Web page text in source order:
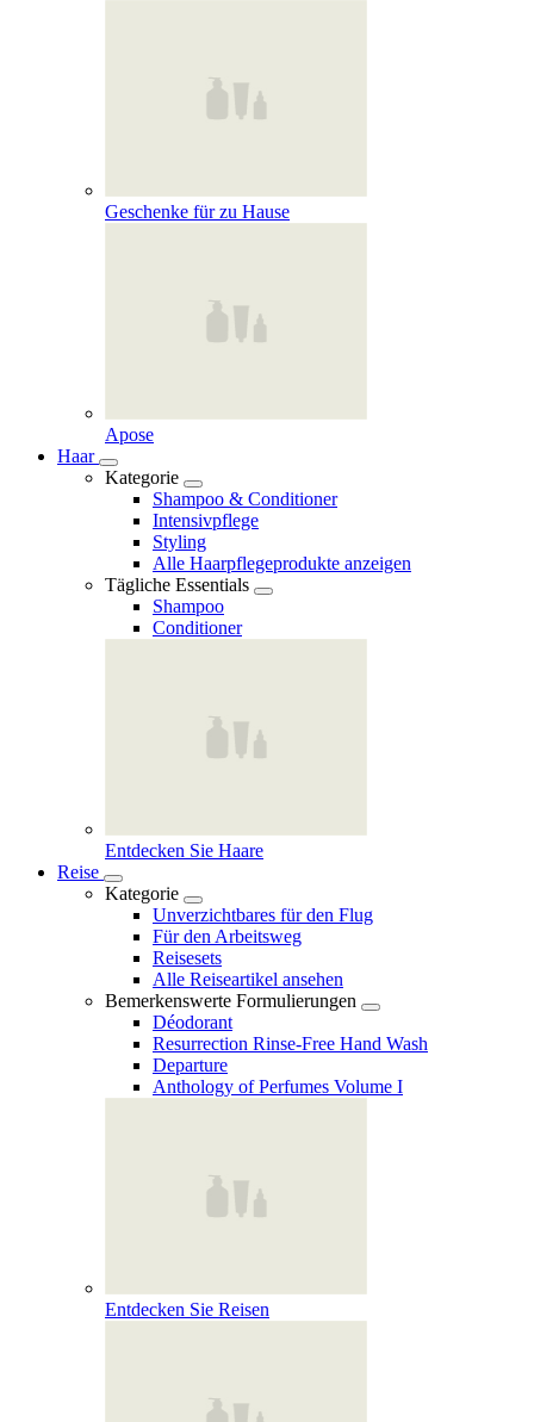
Geschenke für zu Hause
Apose
Haar
Kategorie
Shampoo & Conditioner
Intensivpflege
Styling
Alle Haarpflegeprodukte anzeigen
Tägliche Essentials
Shampoo
Conditioner
Entdecken Sie Haare
Reise
Kategorie
Unverzichtbares für den Flug
Für den Arbeitsweg
Reisesets
Alle Reiseartikel ansehen
Bemerkenswerte Formulierungen
Déodorant
Resurrection Rinse‑Free Hand Wash
Departure
Anthology of Perfumes Volume I
Entdecken Sie Reisen